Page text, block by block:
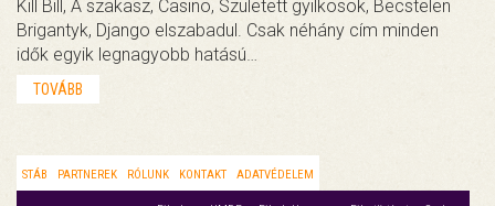
Kill Bill, A szakasz, Casino, Született gyilkosok, Becstelen
Brigantyk, Django elszabadul. Csak néhány cím minden
idők egyik legnagyobb hatású…
TOVÁBB
STÁB PARTNEREK RÓLUNK KONTAKT ADATVÉDELEM